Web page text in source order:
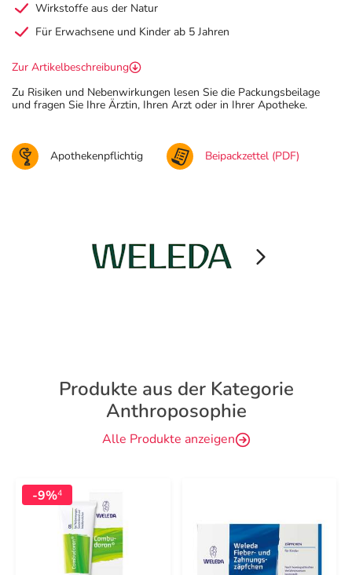
Wirkstoffe aus der Natur
Für Erwachsene und Kinder ab 5 Jahren
Zur Artikelbeschreibung
Zu Risiken und Nebenwirkungen lesen Sie die Packungsbeilage
und fragen Sie Ihre Ärztin, Ihren Arzt oder in Ihrer Apotheke.
Apothekenpflichtig Beipackzettel (PDF)
Produkte aus der Kategorie
Anthroposophie
Alle Produkte anzeigen
-9%4